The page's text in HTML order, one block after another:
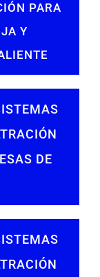
PARA
Y
DE